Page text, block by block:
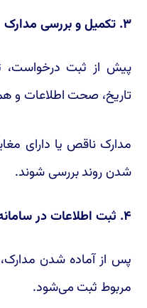
۳. تکمیل و بررسی مدارک
پیش از ثبت درخواست،
تاریخ، صحت اطلاعات و
مدارک ناقص یا دارای
شدن روند بررسی شوند.
۴. ثبت اطلاعات در سامانه‌های مربوط
پس از آماده شدن
مربوط ثبت می‌شود.